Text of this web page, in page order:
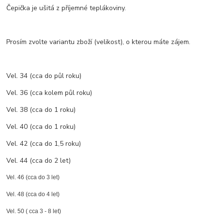
Čepička je ušitá z příjemné teplákoviny.
Prosím zvolte variantu zboží (velikost), o kterou máte zájem.
Vel. 34 (cca do půl roku)
Vel. 36 (cca kolem půl roku)
Vel. 38 (cca do 1 roku)
Vel. 40 (cca do 1 roku)
Vel. 42 (cca do 1,5 roku)
Vel. 44 (cca do 2 let)
Vel. 46 (cca do 3 let)
Vel. 48 (cca do 4 let)
Vel. 50 ( cca 3 - 8 let)